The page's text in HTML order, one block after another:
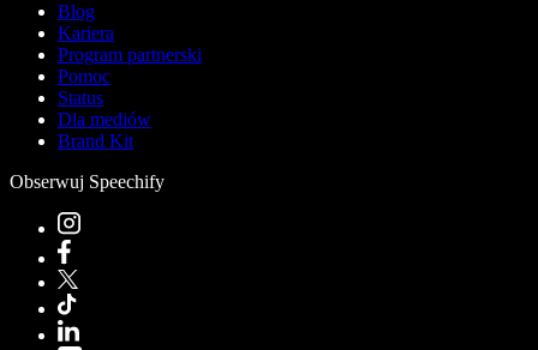
Blog
Kariera
Program partnerski
Pomoc
Status
Dla mediów
Brand Kit
Obserwuj Speechify